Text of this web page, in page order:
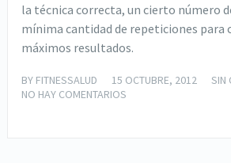
la técnica correcta, un cierto número
mínima cantidad de repeticiones para
máximos resultados.
BY FITNESSALUD 15 OCTUBRE, 2012
SIN
NO HAY COMENTARIOS